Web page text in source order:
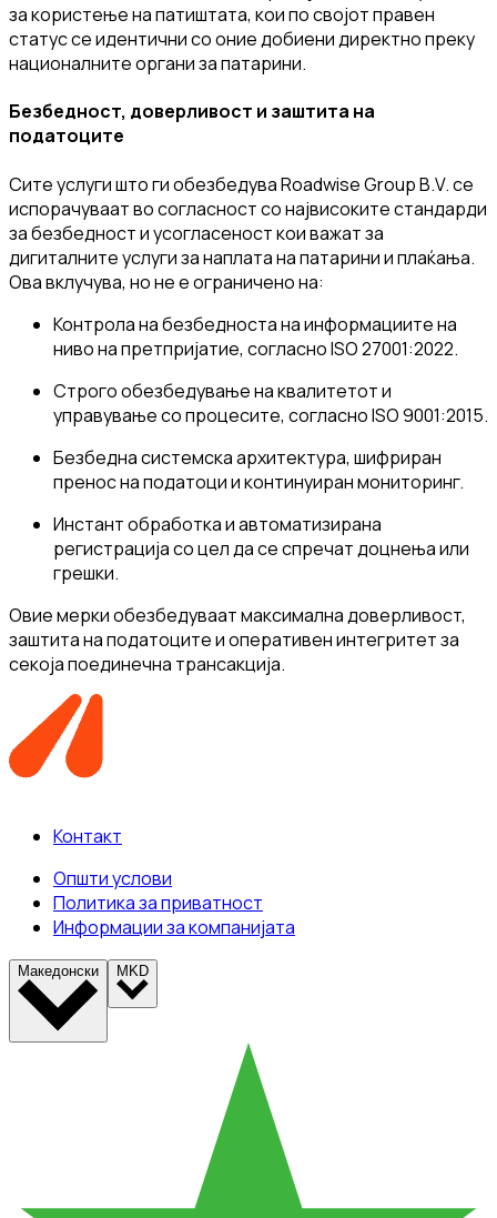
за користење на патиштата, кои по својот правен
статус се идентични со оние добиени директно преку
националните органи за патарини.
Безбедност, доверливост и заштита на
податоците
Сите услуги што ги обезбедува Roadwise Group B.V. се
испорачуваат во согласност со највисоките стандарди
за безбедност и усогласеност кои важат за
дигиталните услуги за наплата на патарини и плаќања.
Ова вклучува, но не е ограничено на:
Контрола на безбедноста на информациите на
ниво на претпријатие, согласно ISO 27001:2022.
Строго обезбедување на квалитетот и
управување со процесите, согласно ISO 9001:2015.
Безбедна системска архитектура, шифриран
пренос на податоци и континуиран мониторинг.
Инстант обработка и автоматизирана
регистрација со цел да се спречат доцнења или
грешки.
Овие мерки обезбедуваат максимална доверливост,
заштита на податоците и оперативен интегритет за
секоја поединечна трансакција.
Контакт
Општи услови
Политика за приватност
Информации за компанијата
Македонски MKD